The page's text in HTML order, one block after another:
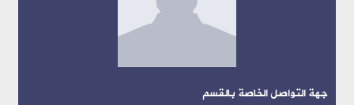
جهة التواصل الخاصة بالقسم